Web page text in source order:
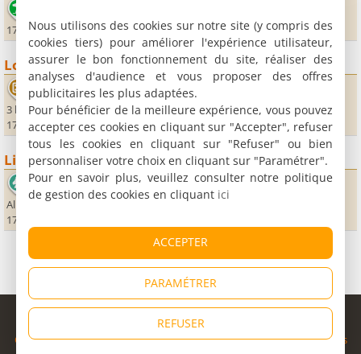
17550 Dolus d'Oléron
Loisirs
Casino de Saint Trojan les Bains
3 boulevard Pierre Wiehn
17370 Saint-Trojan-les-Bains
Lieux sportifs
Ecuries du Carbet
Allée Monplaisir
17370 Saint-Trojan-les-Bains
© Copyright 1998 - 2026
Cybevasion|Mentions légales|Confidentialité|CGU|Informations
Nous utilisons des cookies sur notre site (y compris des
cookies tiers) pour améliorer l'expérience utilisateur,
assurer le bon fonctionnement du site, réaliser des
analyses d'audience et vous proposer des offres
publicitaires les plus adaptées.
Pour bénéficier de la meilleure expérience, vous pouvez
accepter ces cookies en cliquant sur "Accepter", refuser
tous les cookies en cliquant sur "Refuser" ou bien
personnaliser votre choix en cliquant sur "Paramétrer".
Pour en savoir plus, veuillez consulter notre politique
de gestion des cookies en cliquant ici
ACCEPTER
PARAMÉTRER
REFUSER